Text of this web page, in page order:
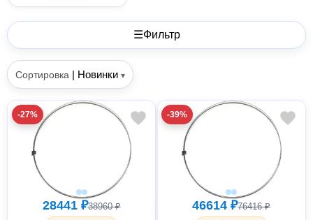
☰Фильтр
Сортировка | Новинки ▾
-27%
28441 ₽38960 ₽
-39%
46614 ₽76416 ₽